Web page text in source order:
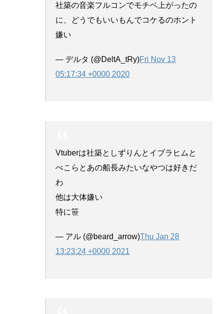
社築の音楽フルコンでモチベ上がったの
に、どうでもいいもんでコケるのホント
嫌い
— デルタ (@DeltA_tRy)Fri Nov 13
05:17:34 +0000 2020
Vtuberは社築としずりんとイブラヒムと
ぺこらとあの船長みたいなやつは好きだ
わ
他は大体嫌い
特に笹
— アル (@beard_arrow)Thu Jan 28
13:23:24 +0000 2021